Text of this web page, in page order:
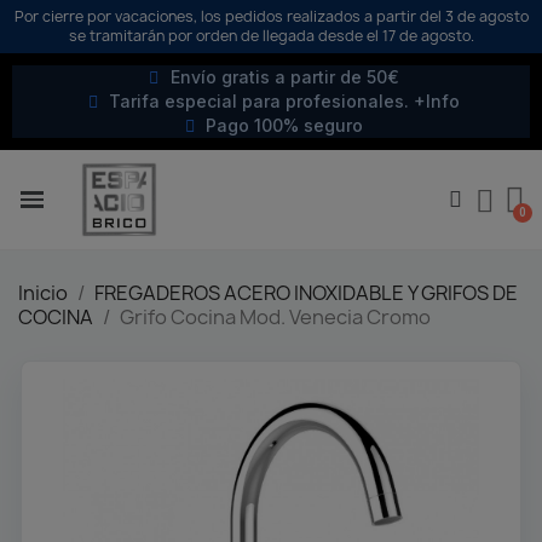
Por cierre por vacaciones, los pedidos realizados a partir del 3 de agosto
se tramitarán por orden de llegada desde el 17 de agosto.
Envío gratis a partir de 50€
Tarifa especial para profesionales. +Info
Pago 100% seguro
Inicio
FREGADEROS ACERO INOXIDABLE Y GRIFOS DE
COCINA
Grifo Cocina Mod. Venecia Cromo